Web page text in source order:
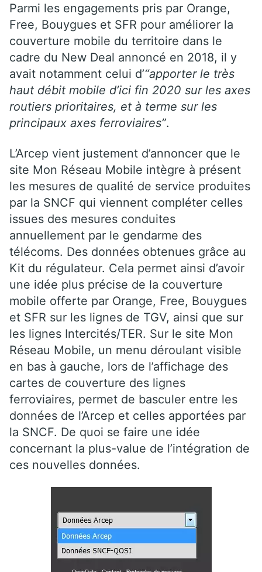
Parmi les engagements pris par Orange,
Free, Bouygues et SFR pour améliorer la
couverture mobile du territoire dans le
cadre du New Deal annoncé en 2018, il y
avait notamment celui d’“apporter le très
haut débit mobile d’ici fin 2020 sur les axes
routiers prioritaires, et à terme sur les
principaux axes ferroviaires”.
L’Arcep vient justement d’annoncer que le
site Mon Réseau Mobile intègre à présent
les mesures de qualité de service produites
par la SNCF qui viennent compléter celles
issues des mesures conduites
annuellement par le gendarme des
télécoms. Des données obtenues grâce au
Kit du régulateur. Cela permet ainsi d’avoir
une idée plus précise de la couverture
mobile offerte par Orange, Free, Bouygues
et SFR sur les lignes de TGV, ainsi que sur
les lignes Intercités/TER. Sur le site Mon
Réseau Mobile, un menu déroulant visible
en bas à gauche, lors de l’affichage des
cartes de couverture des lignes
ferroviaires, permet de basculer entre les
données de l’Arcep et celles apportées par
la SNCF. De quoi se faire une idée
concernant la plus-value de l’intégration de
ces nouvelles données.